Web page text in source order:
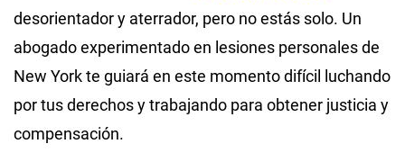
desorientador y aterrador, pero no estás solo. Un
abogado experimentado en lesiones personales de
New York te guiará en este momento difícil luchando
por tus derechos y trabajando para obtener justicia y
compensación.